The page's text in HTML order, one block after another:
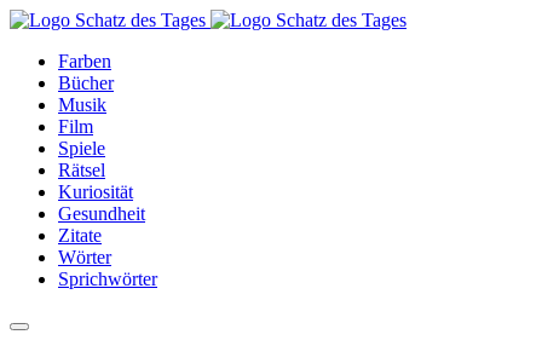
Farben
Bücher
Musik
Film
Spiele
Rätsel
Kuriosität
Gesundheit
Zitate
Wörter
Sprichwörter